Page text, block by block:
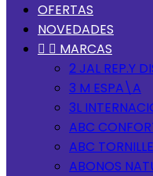
OFERTAS
NOVEDADES
  MARCAS
2 JAL REP.Y
3 M ESPA\A
3L
ABC
ABC
ABONOS